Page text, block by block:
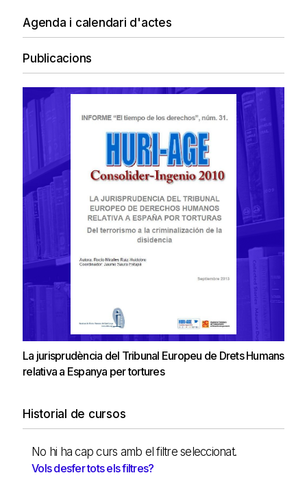
Agenda i calendari d'actes
Publicacions
La jurisprudència del Tribunal Europeu de Drets Humans
relativa a Espanya per tortures
Historial de cursos
No hi ha cap curs amb el filtre seleccionat.
Vols desfer tots els filtres?